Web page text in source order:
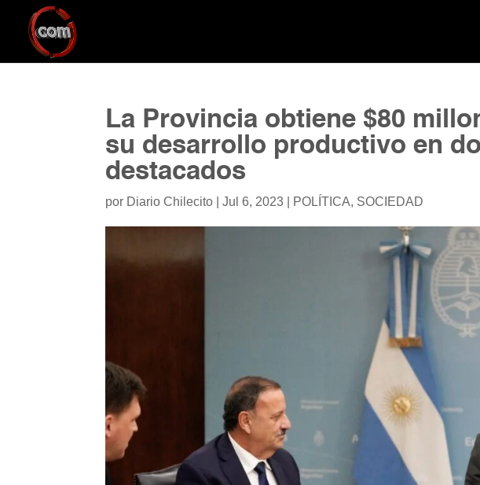
La Provincia obtiene $80
su desarrollo productivo en
destacados
por Diario Chilecito |Jul 6, 2023 POLÍTICA, SOCIEDAD